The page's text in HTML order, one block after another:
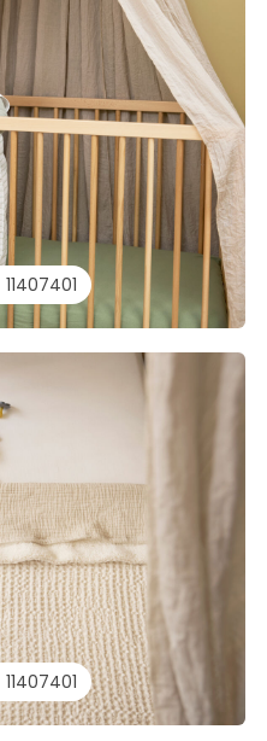
11407401
11407401